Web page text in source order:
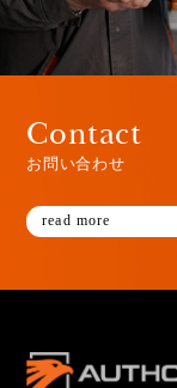
Contact
お問い合わせ
read more